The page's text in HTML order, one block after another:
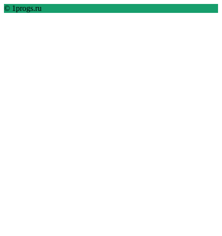
© 1progs.ru